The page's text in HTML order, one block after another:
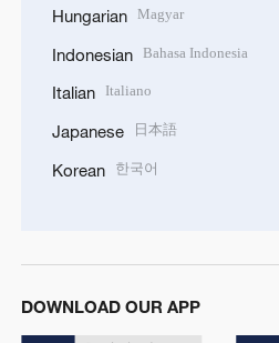
Hungarian Magyar
Indonesian Bahasa Indonesia
Italian Italiano
Japanese 日本語
Korean 한국어
DOWNLOAD OUR APP